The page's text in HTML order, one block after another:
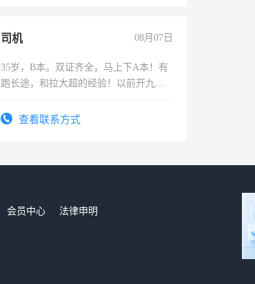
司机 08月07日
35岁，B本。双证齐全，马上下A本！有
跑长途，和拉大超的经验！以前开九米
查看联系方式
会员中心
法律申明